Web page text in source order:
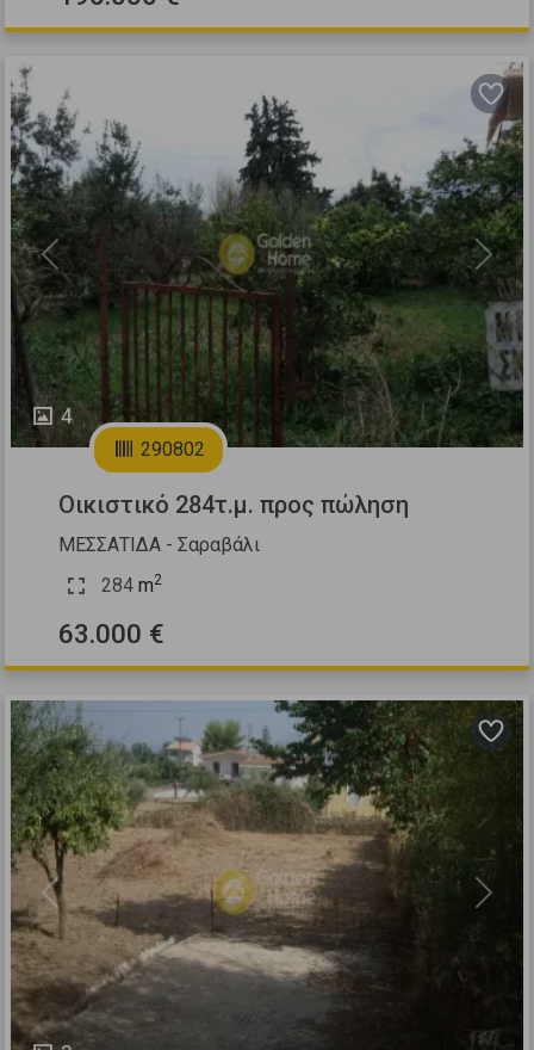
4
Previous Next
290802
Οικιστικό 284τ.μ. προς πώληση
ΜΕΣΣΑΤΙΔΑ - Σαραβάλι
284 m2
63.000 €
Previous Next